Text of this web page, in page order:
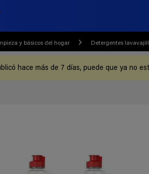
y básicos del hogar Detergentes
hace más de 7 días, puede que ya no